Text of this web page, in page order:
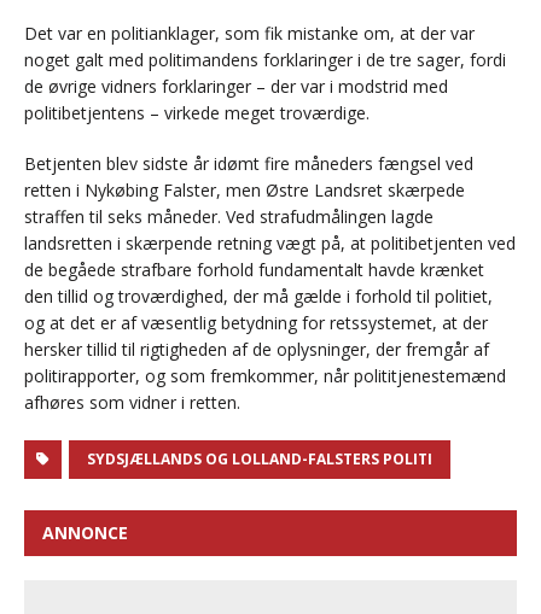
Det var en politianklager, som fik mistanke om, at der var
noget galt med politimandens forklaringer i de tre sager, fordi
de øvrige vidners forklaringer – der var i modstrid med
politibetjentens – virkede meget troværdige.
Betjenten blev sidste år idømt fire måneders fængsel ved
retten i Nykøbing Falster, men Østre Landsret skærpede
straffen til seks måneder. Ved strafudmålingen lagde
landsretten i skærpende retning vægt på, at politibetjenten ved
de begåede strafbare forhold fundamentalt havde krænket
den tillid og troværdighed, der må gælde i forhold til politiet,
og at det er af væsentlig betydning for retssystemet, at der
hersker tillid til rigtigheden af de oplysninger, der fremgår af
politirapporter, og som fremkommer, når polititjenestemænd
afhøres som vidner i retten.
SYDSJÆLLANDS OG LOLLAND-FALSTERS POLITI
ANNONCE